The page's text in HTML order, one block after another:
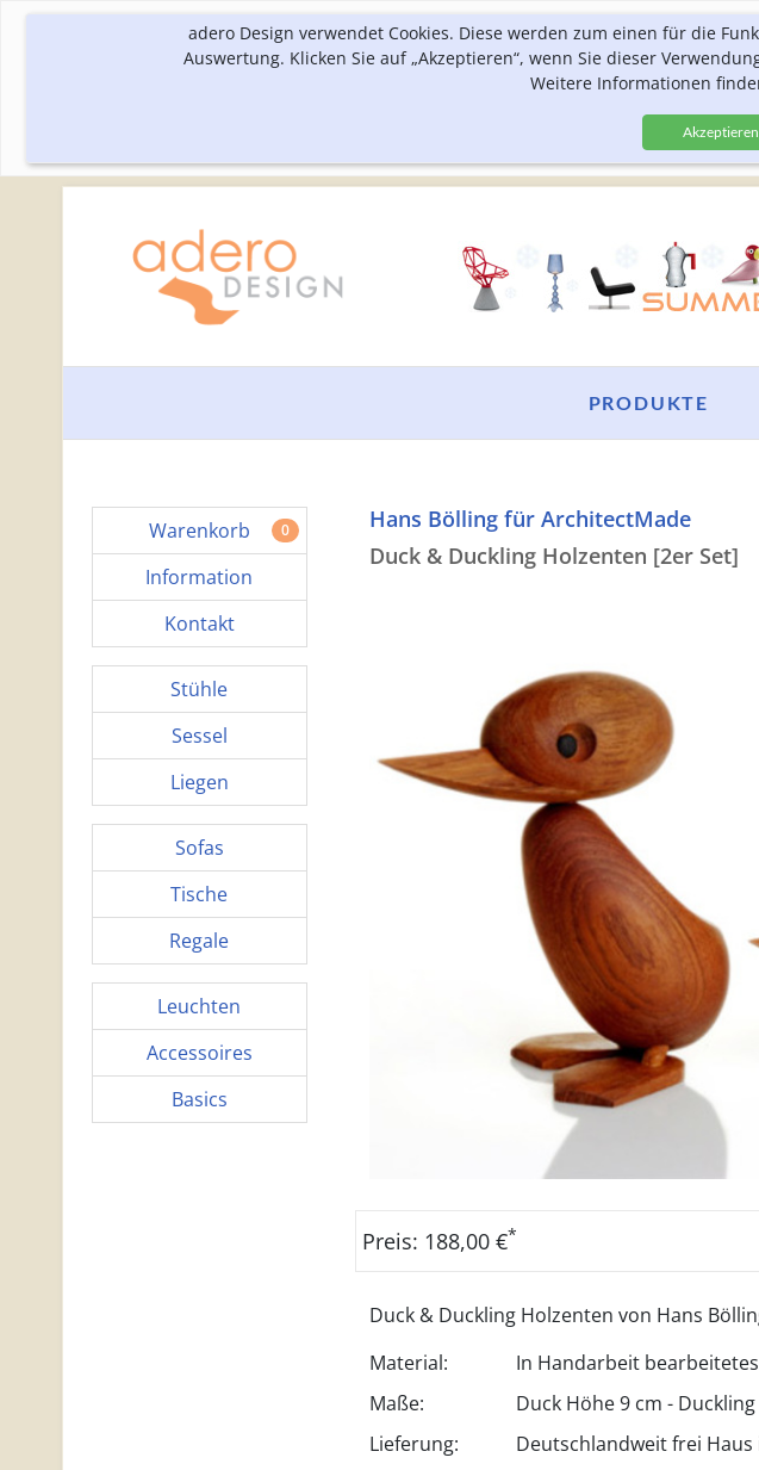
adero Design verwendet Cookies. Diese werden zum einen für die
Auswertung. Klicken Sie auf „Akzeptieren“, wenn Sie dieser
Weitere Informationen
Akzeptieren
PRODUKTE
Warenkorb 0
Information
Kontakt
Stühle
Sessel
Liegen
Sofas
Tische
Regale
Leuchten
Accessoires
Basics
Hans Bölling für ArchitectMade
Duck & Duckling Holzenten [2er Set]
Preis: 188,00 €*
Duck & Duckling Holzenten von Hans
Material:
In Handarbeit
Maße:
Duck Höhe 9 cm -
Lieferung:
Deutschlandweit frei